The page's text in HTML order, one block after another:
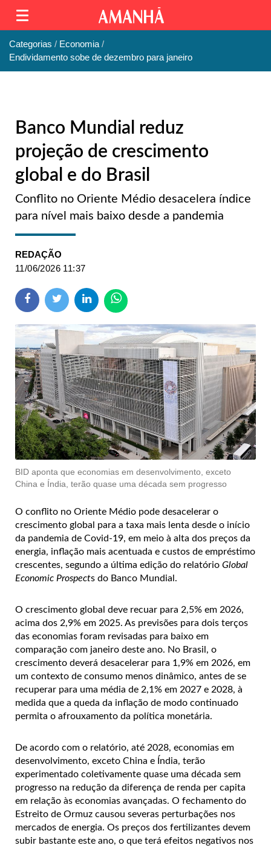
Categorias
Economia
Endividamento sobe de dezembro para janeiro
Banco Mundial reduz
projeção de crescimento
global e do Brasil
Conflito no Oriente Médio desacelera índice
para nível mais baixo desde a pandemia
REDAÇÃO
11/06/2026 11:37
BID aponta que economias em desenvolvimento, exceto
China e Índia, terão quase uma década sem progresso
O conflito no Oriente Médio pode desacelerar o
crescimento global para a taxa mais lenta desde o início
da pandemia de Covid-19, em meio à alta dos preços da
energia, inflação mais acentuada e custos de empréstimo
crescentes, segundo a última edição do relatório Global
Economic Prospects do Banco Mundial.
O crescimento global deve recuar para 2,5% em 2026,
acima dos 2,9% em 2025. As previsões para dois terços
das economias foram revisadas para baixo em
comparação com janeiro deste ano. No Brasil, o
crescimento deverá desacelerar para 1,9% em 2026, em
um contexto de consumo menos dinâmico, antes de se
recuperar para uma média de 2,1% em 2027 e 2028, à
medida que a queda da inflação de modo continuado
permita o afrouxamento da política monetária.
De acordo com o relatório, até 2028, economias em
desenvolvimento, exceto China e Índia, terão
experimentado coletivamente quase uma década sem
progresso na redução da diferença de renda per capita
em relação às economias avançadas. O fechamento do
Estreito de Ormuz causou severas perturbações nos
mercados de energia. Os preços dos fertilizantes devem
subir bastante este ano, o que terá efeitos negativos nos